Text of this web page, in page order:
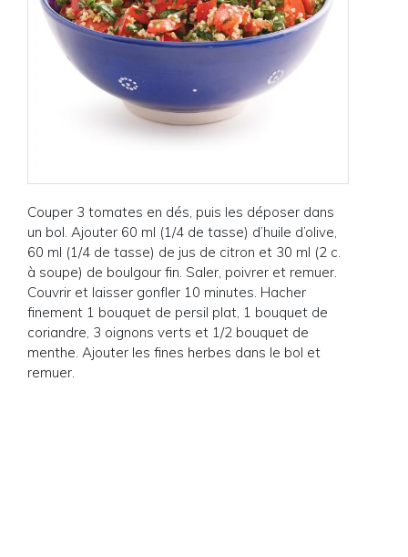
Couper 3 tomates en dés, puis les déposer dans
un bol. Ajouter 60 ml (1/4 de tasse) d’huile d’olive,
60 ml (1/4 de tasse) de jus de citron et 30 ml (2 c.
à soupe) de boulgour fin. Saler, poivrer et remuer.
Couvrir et laisser gonfler 10 minutes. Hacher
finement 1 bouquet de persil plat, 1 bouquet de
coriandre, 3 oignons verts et 1/2 bouquet de
menthe. Ajouter les fines herbes dans le bol et
remuer.